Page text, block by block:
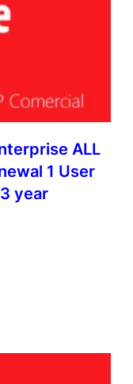
ALL
1 User
year